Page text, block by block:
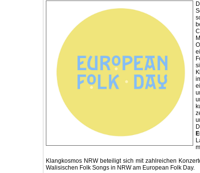
Klangkosmos NRW beteiligt sich mit zahlreichen
Walisischen Folk Songs in NRW am European Folk Day.